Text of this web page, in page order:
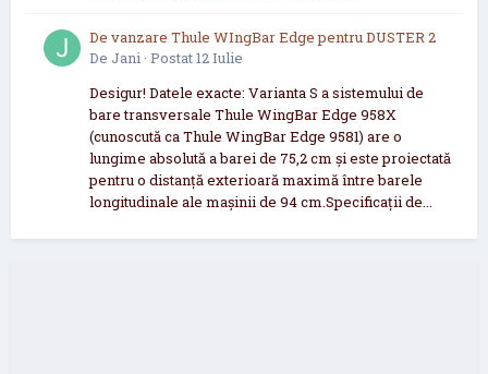
De vanzare Thule WIngBar Edge pentru DUSTER 2
De Jani· Postat12 Iulie
Desigur! Datele exacte: Varianta S a sistemului de
bare transversale Thule WingBar Edge 958X
(cunoscută ca Thule WingBar Edge 9581) are o
lungime absolută a barei de 75,2 cm și este proiectată
pentru o distanță exterioară maximă între barele
longitudinale ale mașinii de 94 cm.Specificații de...